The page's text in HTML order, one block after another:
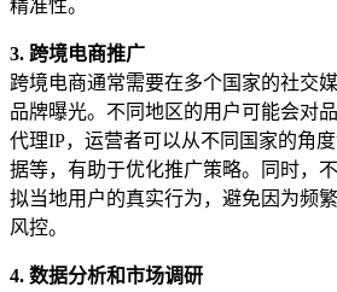
精准性。
3. 跨境电商推广
跨境电商通常需要在多个国家的社交
品牌曝光。不同地区的用户可能会对
代理IP，运营者可以从不同国家的角
据等，有助于优化推广策略。同时，
拟当地用户的真实行为，避免因为频
风控。
4. 数据分析和市场调研